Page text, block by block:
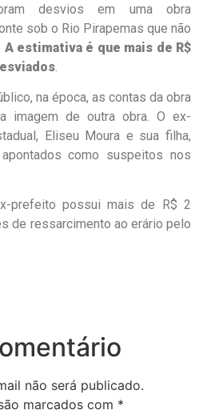
desvios em uma obra
sob o Rio Pirapemas que não
A estimativa é que mais de R$
na época, as contas da obra
imagem de outra obra. O ex-
Eliseu Moura e sua filha,
como suspeitos nos
prefeito possui mais de R$ 2
de ressarcimento ao erário pelo
não será publicado.
marcados com *